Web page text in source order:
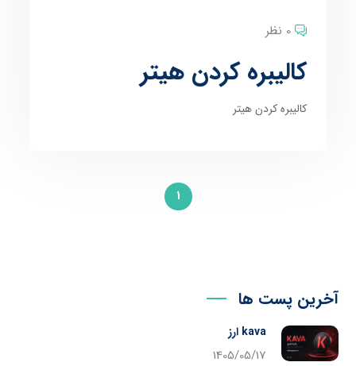
0 نظر
کالیبره کردن هیتر
کالیبره کردن هیتر
1
آخرین پست ها
kava ارز
1405/05/17